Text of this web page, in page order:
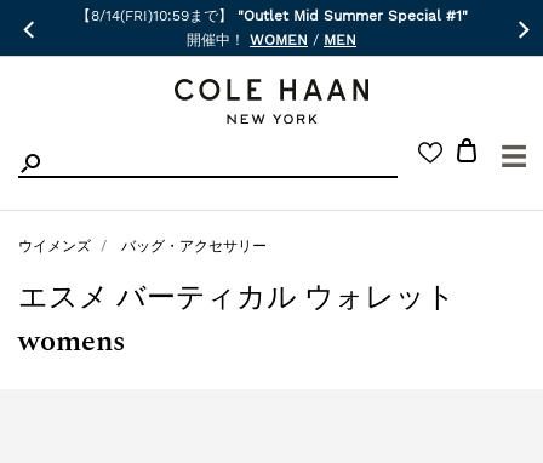
【8/14(FRI)10:59まで】
"Outlet Mid Summer Special #1"
開催中！ WOMEN / MEN
☰
ウイメンズ バッグ・アクセサリー
エスメ バーティカル ウォレット
womens